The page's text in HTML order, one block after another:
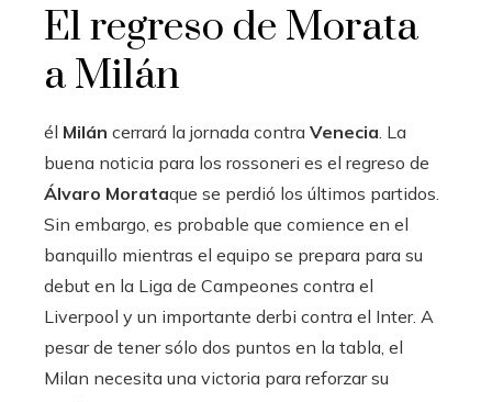
El regreso de Morata
a Milán
él Milán cerrará la jornada contra Venecia . La
buena noticia para los rossoneri es el regreso de
Álvaro Morataque se perdió los últimos partidos.
Sin embargo, es probable que comience en el
banquillo mientras el equipo se prepara para su
debut en la Liga de Campeones contra el
Liverpool y un importante derbi contra el Inter. A
pesar de tener sólo dos puntos en la tabla, el
Milan necesita una victoria para reforzar su